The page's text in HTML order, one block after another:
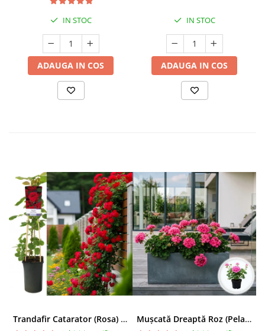
IN STOC
ADAUGA IN COS
IN STOC
ADAUGA IN COS
Trandafir Catarator (Rosa) Red Climber - 75cm Mușcată Dreaptă Roz (Pelargonium Zonale)